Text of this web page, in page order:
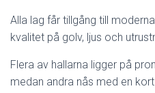
Alla lag får tillgång till
kvalitet på golv, ljus och
Flera av hallarna ligger på
medan andra nås med en